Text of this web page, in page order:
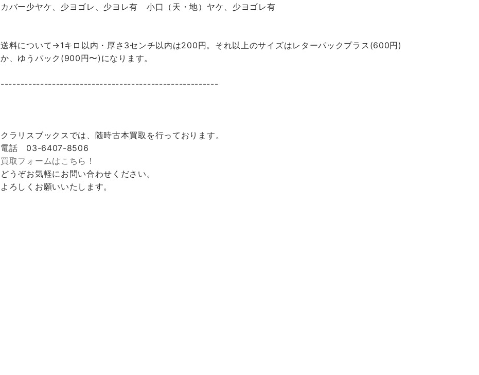
カバー少ヤケ、少ヨゴレ、少ヨレ有 小口（天・地）ヤケ、少ヨゴレ有
送料について→1キロ以内・厚さ3センチ以内は200円。それ以上のサイズはレターパックプラス(600円)
か、ゆうパック(900円〜)になります。
-------------------------------------------------------
クラリスブックスでは、随時古本買取を行っております。
電話 03-6407-8506
買取フォームはこちら！
どうぞお気軽にお問い合わせください。
よろしくお願いいたします。